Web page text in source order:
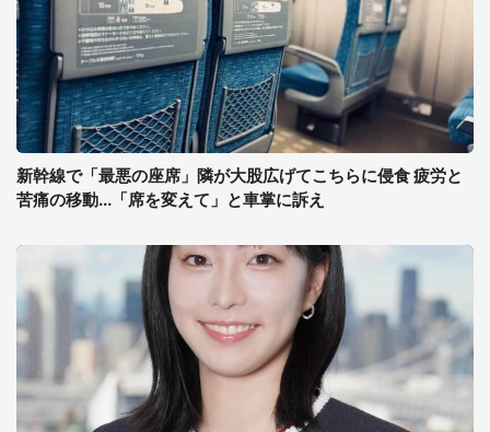
新幹線で「最悪の座席」隣が大股広げてこちらに侵食 疲労と
苦痛の移動...「席を変えて」と車掌に訴え